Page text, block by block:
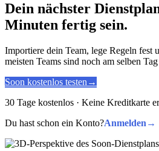
Dein nächster
Minuten fertig sein.
Importiere dein Team, lege Regeln fest
meisten Teams sind noch am selben
Soon kostenlos testen →
30 Tage kostenlos · Keine Kreditkarte
Du hast schon ein Konto?Anmelden →